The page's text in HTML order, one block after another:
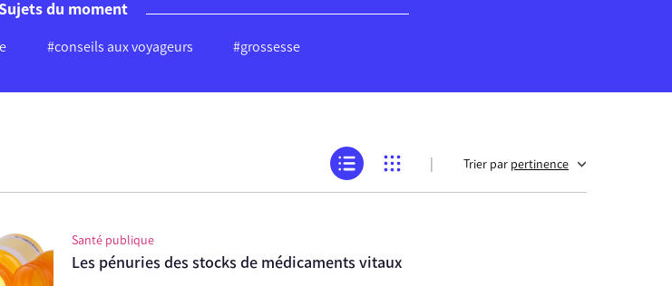
Sujets du moment
#conseils aux voyageurs #grossesse
| Trier par pertinence
Santé publique
Les pénuries des stocks de médicaments vitaux